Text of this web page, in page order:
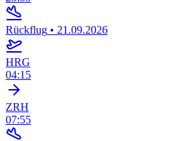
Rückflug • 21.09.2026
HRG
04:15
ZRH
07:55